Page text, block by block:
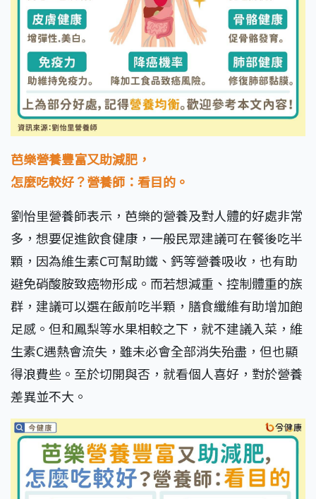
芭樂營養豐富又助減肥，
怎麼吃較好？營養師：看目的。
劉怡里營養師表示，芭樂的營養及對人體的好處非常
多，想要促進飲食健康，一般民眾建議可在餐後吃半
顆，因為維生素C可幫助鐵、鈣等營養吸收，也有助
避免硝酸胺致癌物形成。而若想減重、控制體重的族
群，建議可以選在飯前吃半顆，膳食纖維有助增加飽
足感。但和鳳梨等水果相較之下，就不建議入菜，維
生素C遇熱會流失，雖未必會全部消失殆盡，但也顯
得浪費些。至於切開與否，就看個人喜好，對於營養
差異並不大。